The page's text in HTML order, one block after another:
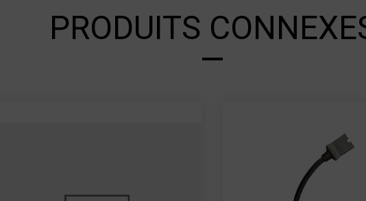
PRODUITS